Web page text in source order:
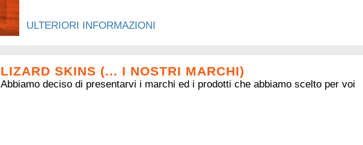
ULTERIORI INFORMAZIONI
LIZARD SKINS (... I NOSTRI MARCHI)
Abbiamo deciso di presentarvi i marchi ed i prodotti che abbiamo scelto per voi